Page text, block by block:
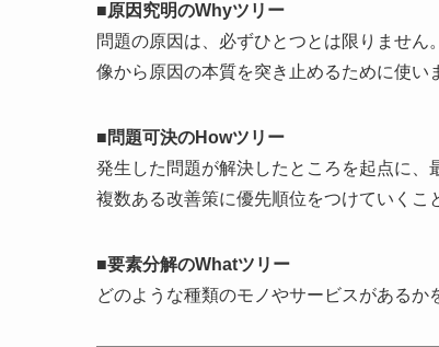
■原因究明のWhyツリー
問題の原因は、必ずひとつとは限りませ
像から原因の本質を突き止めるために使い
■問題可決のHowツリー
発生した問題が解決したところを起点に、
複数ある改善策に優先順位をつけていくこ
■要素分解のWhatツリー
どのような種類のモノやサービスがあるか